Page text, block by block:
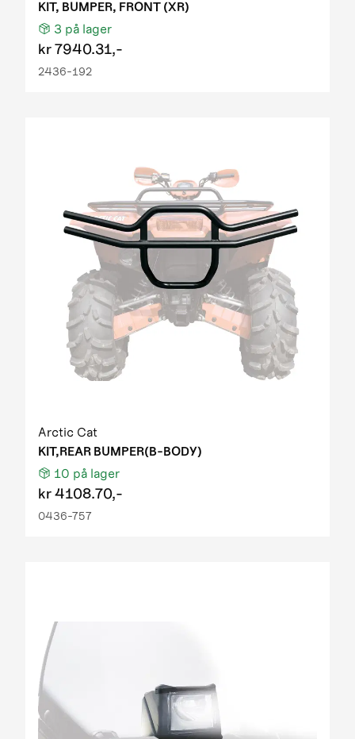
KIT, BUMPER, FRONT (XR)
3 på lager
kr7940.31,-
2436-192
Arctic Cat
KIT,REAR BUMPER(B-BODY)
10 på lager
kr4108.70,-
0436-757